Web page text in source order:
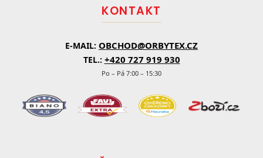
KONTAKT
E-MAIL: OBCHOD@ORBYTEX.CZ
TEL.: +420 727 919 930
Po – Pá 7:00 – 15:30